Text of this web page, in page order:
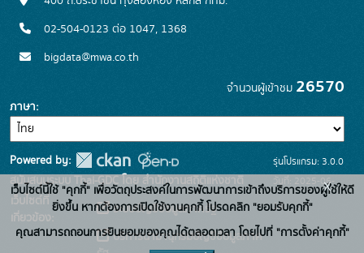
02-504-0123 ต่อ 1047, 1368
bigdata@mwa.co.th
จำนวนผู้เข้าชม 26570
ภาษา
Powered by:
สนับสนุนระบบ Thai-GDC โดย สำนักงานสถิติแห่งชาติ
เว็บไซต์ที่
เกี่ยวข้อง:
ระบบบัญชีข้อมูลภาครัฐ
บริการนามานุกรมบัญชีข้อมูลภาค
รุ่นโปรแกรม: 3.0.0
วันที่: 2025-06-
10
เว็บไซต์นี้ใช้ "คุกกี้" เพื่อวัตถุประสงค์ในการพัฒนาการเข้าถึงบริการของผู้ใช้ให้ดี
ยิ่งขึ้น หากต้องการเปิดใช้งานคุกกี้ โปรดคลิก "ยอมรับคุกกี้"
คุณสามารถถอนการยินยอมของคุณได้ตลอดเวลา โดยไปที่ "การตั้งค่าคุกกี้"
x